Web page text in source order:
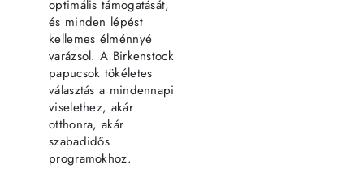
optimális támogatását,
és minden lépést
kellemes élménnyé
varázsol. A Birkenstock
papucsok tökéletes
választás a mindennapi
viselethez, akár
otthonra, akár
szabadidős
programokhoz.